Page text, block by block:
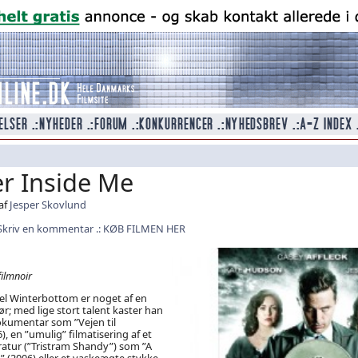
Inside Me
Jesper Skovlund
en kommentar
KØB FILMEN HER
Winterbottom er noget af en
med lige stort talent kaster han
som ”Vejen til
en ”umulig” filmatisering af et
(”Tristram Shandy”) som ”A